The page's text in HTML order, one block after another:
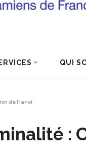
QUI
de Hanoi
: